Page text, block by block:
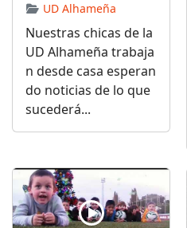
UD Alhameña
Nuestras chicas de la
UD Alhameña trabaja
n desde casa esperan
do noticias de lo que
sucederá...